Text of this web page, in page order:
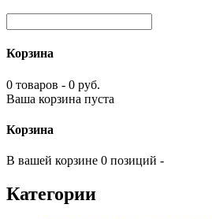
Корзина
0 товаров - 0 руб.
Ваша корзина пуста
Корзина
В вашей корзине 0 позиций -
Категории